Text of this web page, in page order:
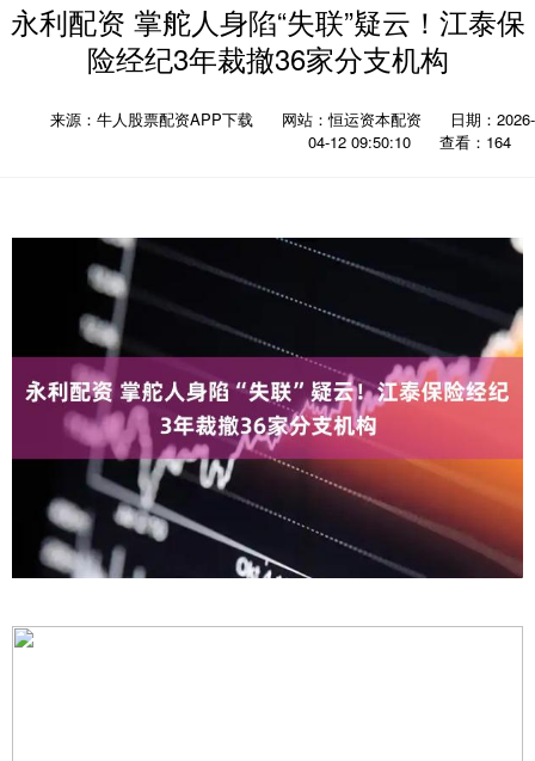
永利配资 掌舵人身陷“失联”疑云！江泰保
险经纪3年裁撤36家分支机构
来源：牛人股票配资APP下载 网站：恒运资本配资
日期：2026-
04-12 09:50:10
查看：164